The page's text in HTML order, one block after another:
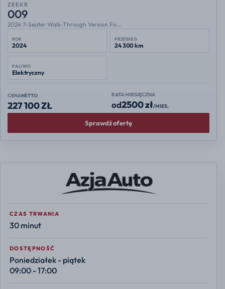
ZEEKR
009
2024 7-Seater Walk-Through Version Fo...
ROK
2024
PRZEBIEG
24 300 km
PALIWO
Elektryczny
CENANETTO
227 100 ZŁ
RATA MIESIĘCZNA
od2500 zł/MIES.
Sprawdź ofertę
CZAS TRWANIA
30 minut
DOSTĘPNOŚĆ
Poniedziałek - piątek
09:00 - 17:00